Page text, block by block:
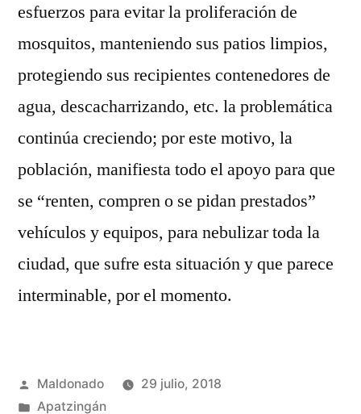
esfuerzos para evitar la proliferación de
mosquitos, manteniendo sus patios limpios,
protegiendo sus recipientes contenedores de
agua, descacharrizando, etc. la problemática
continúa creciendo; por este motivo, la
población, manifiesta todo el apoyo para que
se “renten, compren o se pidan prestados”
vehículos y equipos, para nebulizar toda la
ciudad, que sufre esta situación y que parece
interminable, por el momento.
Publicado
por
Maldonado
29 julio, 2018
Publicada
Apatzingán